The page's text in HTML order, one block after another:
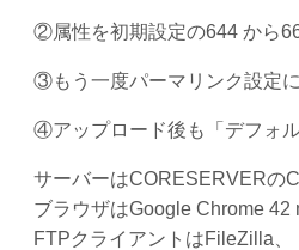
②属性を初期設定の644 から
③もう一度パーマリンク設定
④アップロード後も「デフォ
サーバーはCORESERVERの
ブラウザはGoogle Chrome 42
FTPクライアントはFileZilla、